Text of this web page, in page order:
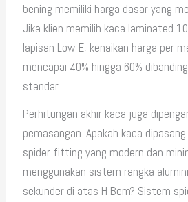
bening memiliki harga dasar yang
Jika klien memilih kaca laminated
lapisan Low-E, kenaikan harga per
mencapai 40% hingga 60%
standar.
Perhitungan akhir kaca juga
pemasangan. Apakah kaca
spider fitting yang modern dan
menggunakan sistem rangka
sekunder di atas H Bem? Sistem